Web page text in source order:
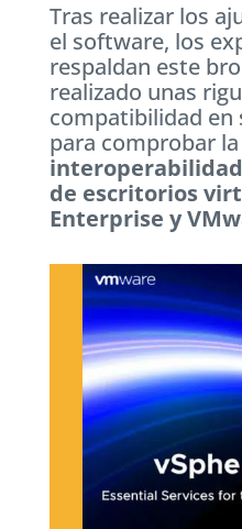
Tras realizar los
el software, los
respaldan este
realizado unas
compatibilidad en
para comprobar la
de escritorios
Enterprise y